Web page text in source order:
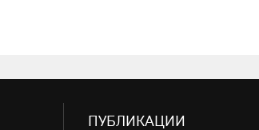
ПУБЛИКАЦИИ